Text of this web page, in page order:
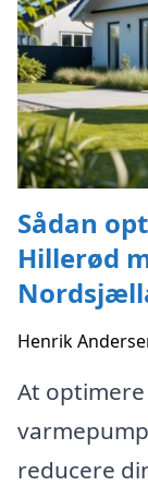
Sådan
Hillerød
Henrik
At
reducere